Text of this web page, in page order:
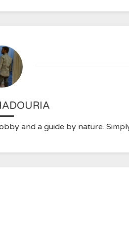
and a guide by nature.